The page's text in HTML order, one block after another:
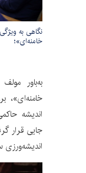
نگاهی به
خامنه‌ای»؛
به‌باور
خامنه‌ای»،
اندیشه
جایی قرار